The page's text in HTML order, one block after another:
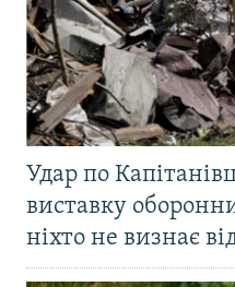
Удар по
виставку
ніхто не визнає